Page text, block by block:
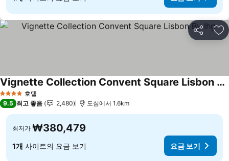
공유 즐
4 성급 호텔
Vignette Collection Convent Square Lisbon By Ihg
9.5 최고 좋음 2,480 도심에서 1.6km
최저가 ₩380,479
1개 사이트의 요금 보기 요금 보기